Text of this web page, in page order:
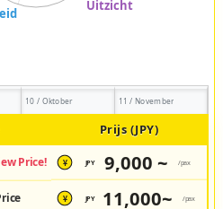
10 / Oktober 11 / November
Prijs (JPY)
Price! ¥ JPY 9,000 ~ /pax
¥ JPY 11,000~ /pax